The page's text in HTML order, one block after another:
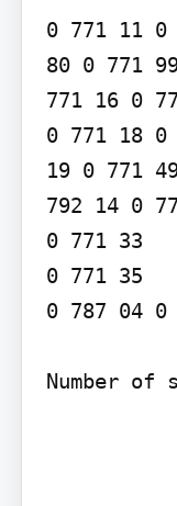
0 771 11 0
80 0 771
771 16 0
0 771 18 0
19 0 771
792 14 0
0 771 33
0 771 35
0 787 04 0
Number of